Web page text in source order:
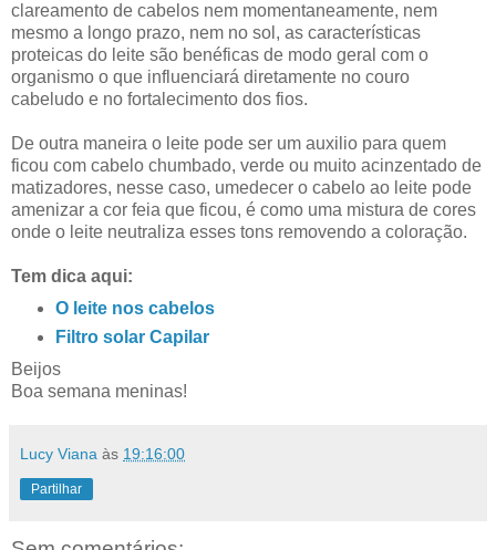
clareamento de cabelos nem momentaneamente, nem
mesmo a longo prazo, nem no sol, as características
proteicas do leite são benéficas de modo geral com o
organismo o que influenciará diretamente no couro
cabeludo e no fortalecimento dos fios.
De outra maneira o leite pode ser um auxilio para quem
ficou com cabelo chumbado, verde ou muito acinzentado de
matizadores, nesse caso, umedecer o cabelo ao leite pode
amenizar a cor feia que ficou, é como uma mistura de cores
onde o leite neutraliza esses tons removendo a coloração.
Tem dica aqui:
O leite nos cabelos
Filtro solar Capilar
Beijos
Boa semana meninas!
Lucy Viana às 19:16:00
Partilhar